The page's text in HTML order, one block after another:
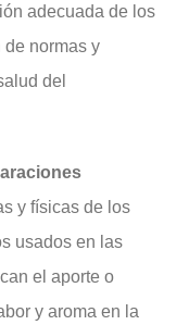
adecuada de los
normas y
del
y físicas de los
usados en las
el aporte o
y aroma en la